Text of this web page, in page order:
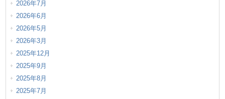
2026年7月
2026年6月
2026年5月
2026年3月
2025年12月
2025年9月
2025年8月
2025年7月